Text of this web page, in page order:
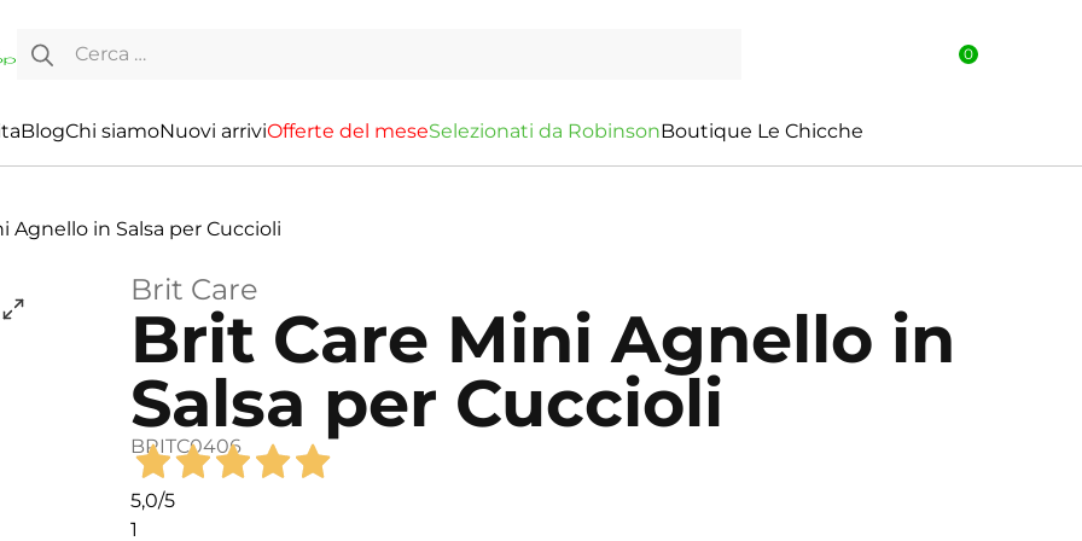
Ricerca per:
0
BlogChi siamoNuovi arriviOfferte del meseSelezionati da RobinsonBoutique Le Chicche
Agnello in Salsa per Cuccioli
Brit Care
Brit Care Mini Agnello in
Salsa per Cuccioli
BRITC0406
5,0/5
1